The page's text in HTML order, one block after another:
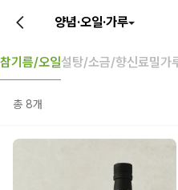
양념·오일·가루
참기름/오일설탕/소금/향신료밀가
총 8개